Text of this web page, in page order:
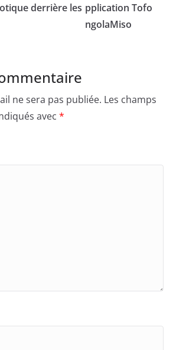
derrière les pplication Tofo
ngolaMiso
ne sera pas publiée. Les champs
avec *